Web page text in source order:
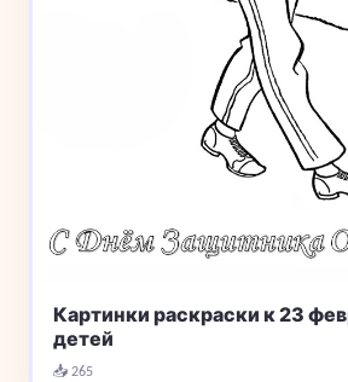
Картинки раскраски к 23
детей
📥 265